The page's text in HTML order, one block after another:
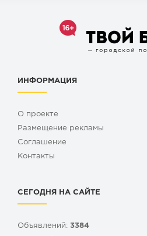
ИНФОРМАЦИЯ
О проекте
Размещение рекламы
Cоглашение
Контакты
СЕГОДНЯ НА САЙТЕ
Объявлений: 3384